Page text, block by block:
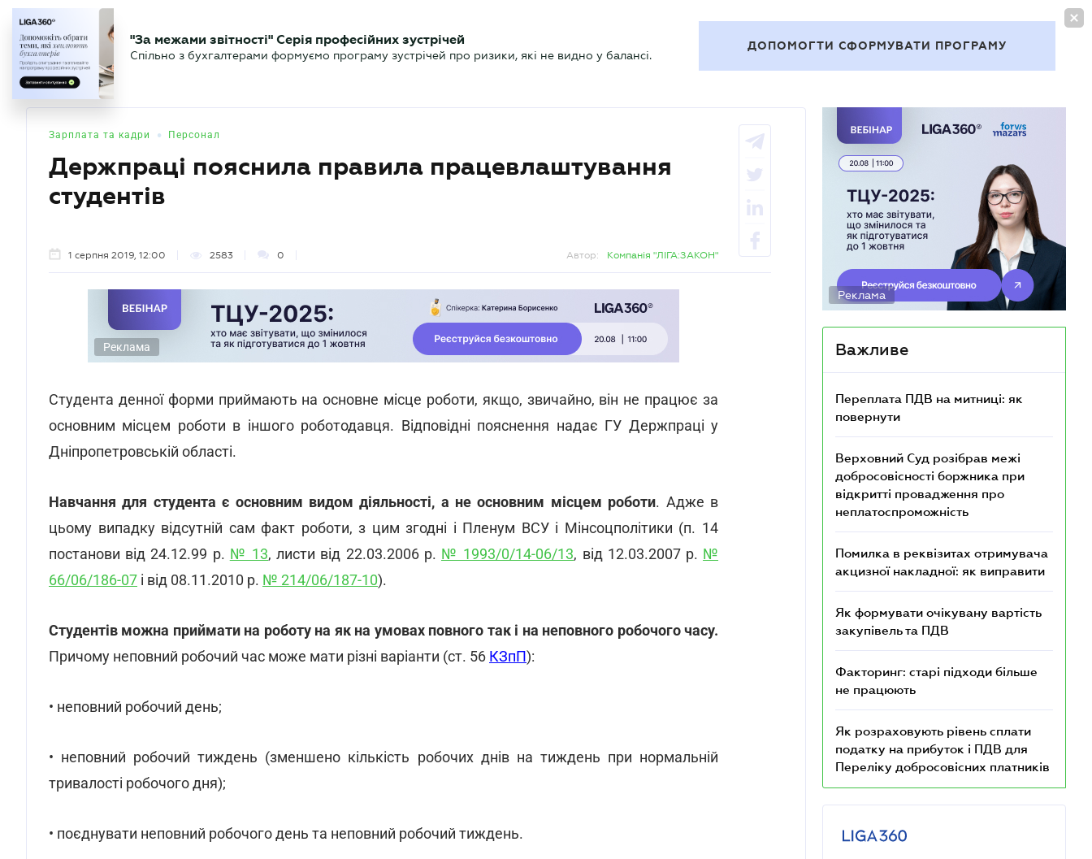
БУХГАЛТЕР Новини Аналітика Календар Актуально
"За межами звітності" Серія професійних зустрічей
Спільно з бухгалтерами формуємо програму зустрічей про ризики, які не видно у балансі.
ДОПОМОГТИ СФОРМУВАТИ ПРОГРАМУ
Зарплата та кадри • Персонал
Держпраці пояснила правила працевлаштування
студентів
1 серпня 2019, 12:00 2583 0 Автор: Компанія "ЛІГА:ЗАКОН"
Реклама
Студента денної форми приймають на основне місце роботи, якщо, звичайно, він не працює за
основним місцем роботи в іншого роботодавця. Відповідні пояснення надає ГУ Держпраці у
Дніпропетровській області.
Навчання для студента є основним видом діяльності, а не основним місцем роботи. Адже в
цьому випадку відсутній сам факт роботи, з цим згодні і Пленум ВСУ і Мінсоцполітики (п. 14
постанови від 24.12.99 р. № 13, листи від 22.03.2006 р. № 1993/0/14-06/13, від 12.03.2007 р. №
66/06/186-07 і від 08.11.2010 р. № 214/06/187-10).
Студентів можна приймати на роботу на як на умовах повного так і на неповного робочого часу.
Причому неповний робочий час може мати різні варіанти (ст. 56 КЗпП):
• неповний робочий день;
• неповний робочий тиждень (зменшено кількість робочих днів на тиждень при нормальній
тривалості робочого дня);
• поєднувати неповний робочого день та неповний робочий тиждень.
Реклама
Важливе
Переплата ПДВ на митниці: як
повернути
Верховний Суд розібрав межі
добросовісності боржника при
відкритті провадження про
неплатоспроможність
Помилка в реквізитах отримувача
акцизної накладної: як виправити
Як формувати очікувану вартість
закупівель та ПДВ
Факторинг: старі підходи більше
не працюють
Як розраховують рівень сплати
податку на прибуток і ПДВ для
Переліку добросовісних платників